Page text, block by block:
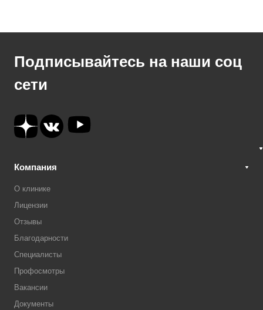
Подписывайтесь на наши соц
сети
Компания
О клинике
Лицензии
Отзывы
Благодарности
Специалисты
Профосмотры
Вакансии
Документы